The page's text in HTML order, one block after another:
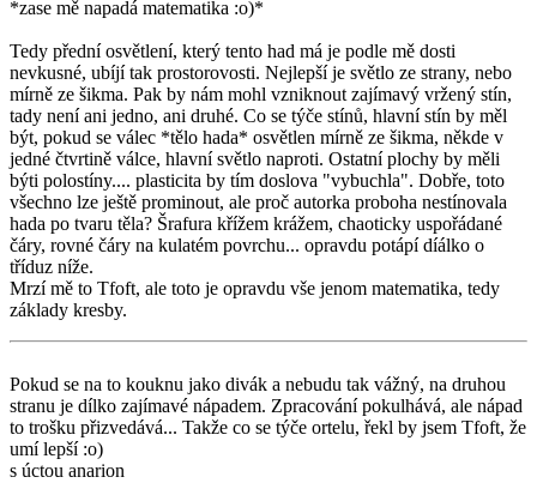
*zase mě napadá matematika :o)*
Tedy přední osvětlení, který tento had má je podle mě dosti
nevkusné, ubíjí tak prostorovosti. Nejlepší je světlo ze strany, nebo
mírně ze šikma. Pak by nám mohl vzniknout zajímavý vržený stín,
tady není ani jedno, ani druhé. Co se týče stínů, hlavní stín by měl
být, pokud se válec *tělo hada* osvětlen mírně ze šikma, někde v
jedné čtvrtině válce, hlavní světlo naproti. Ostatní plochy by měli
býti polostíny.... plasticita by tím doslova "vybuchla". Dobře, toto
všechno lze ještě prominout, ale proč autorka proboha nestínovala
hada po tvaru těla? Šrafura křížem krážem, chaoticky uspořádané
čáry, rovné čáry na kulatém povrchu... opravdu potápí díálko o
tříduz níže.
Mrzí mě to Tfoft, ale toto je opravdu vše jenom matematika, tedy
základy kresby.
Pokud se na to kouknu jako divák a nebudu tak vážný, na druhou
stranu je dílko zajímavé nápadem. Zpracování pokulhává, ale nápad
to trošku přizvedává... Takže co se týče ortelu, řekl by jsem Tfoft, že
umí lepší :o)
s úctou anarion